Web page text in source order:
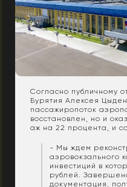
Согласно публичному
Бурятия Алексея
пассажиропоток
восстановлен, но и
аж на 22 процента, и
- Мы ждем
аэровокзального
инвестиций в
рублей.
документация,